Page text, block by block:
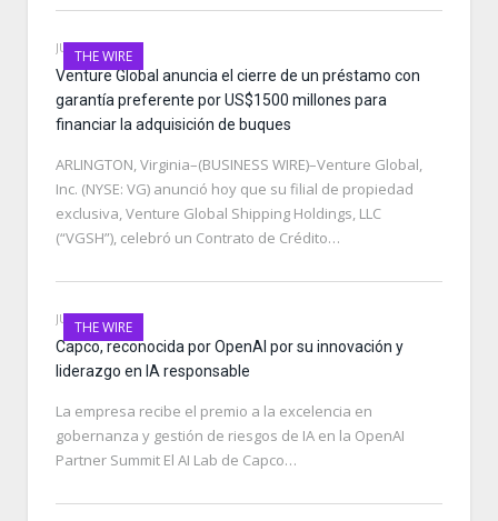
THE WIRE
JUNE 28, 2026
Venture Global anuncia el cierre de un préstamo con
garantía preferente por US$1500 millones para
financiar la adquisición de buques
ARLINGTON, Virginia–(BUSINESS WIRE)–Venture Global,
Inc. (NYSE: VG) anunció hoy que su filial de propiedad
exclusiva, Venture Global Shipping Holdings, LLC
(“VGSH”), celebró un Contrato de Crédito…
THE WIRE
JUNE 28, 2026
Capco, reconocida por OpenAI por su innovación y
liderazgo en IA responsable
La empresa recibe el premio a la excelencia en
gobernanza y gestión de riesgos de IA en la OpenAI
Partner Summit El AI Lab de Capco…